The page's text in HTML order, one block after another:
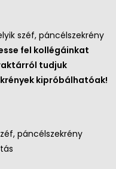
széf, páncélszekrény
fel kollégáinkat
tudjuk
kipróbálhatóak!
páncélszekrény